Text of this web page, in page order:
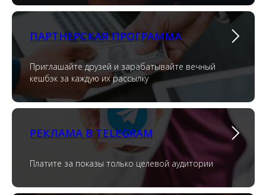
ПАРТНЕРСКАЯ ПРОГРАММА
Приглашайте друзей и зарабатывайте вечный
кешбэк за каждую их рассылку
РЕКЛАМА В TELEGRAM
Платите за показы только целевой аудитории